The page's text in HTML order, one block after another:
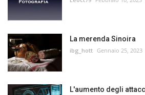
La merenda Sinoira
ibg_hott Gennaio 25, 2023
L'aumento degli